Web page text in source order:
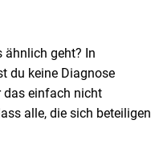
ähnlich geht? In
du keine Diagnose
das einfach nicht
alle, die sich beteiligen